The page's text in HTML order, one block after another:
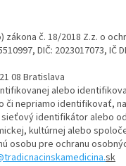
č. 18/2018 Z.z. o
DIČ: 2023017073,
08 Bratislava
alebo
nepriamo identifikovať,
identifikátor alebo
kultúrnej alebo
pre ochranu
sk